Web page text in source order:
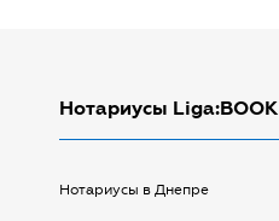
Нотариусы Liga:BOOK
Нотариусы в Днепре